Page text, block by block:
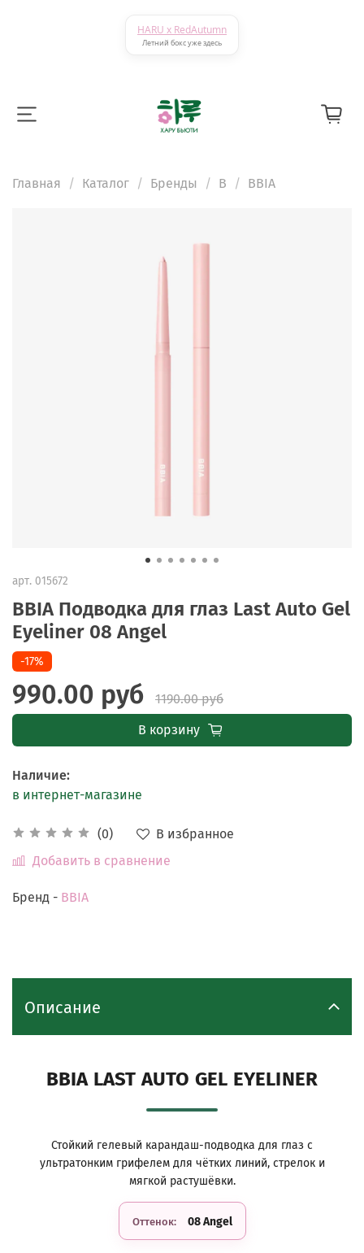
HARU x RedAutumn
Летний бокс уже здесь
Главная Каталог Бренды B BBIA
арт. 015672
BBIA Подводка для глаз Last Auto Gel
Eyeliner 08 Angel
(0)
В избранное
Добавить в сравнение
-17%
990.00 руб
1190.00 руб
В корзину
Наличие:
в интернет-магазине
Бренд - BBIA
Описание
BBIA LAST AUTO GEL EYELINER
Стойкий гелевый карандаш-подводка для глаз с
ультратонким грифелем для чётких линий, стрелок и
мягкой растушёвки.
Оттенок: 08 Angel